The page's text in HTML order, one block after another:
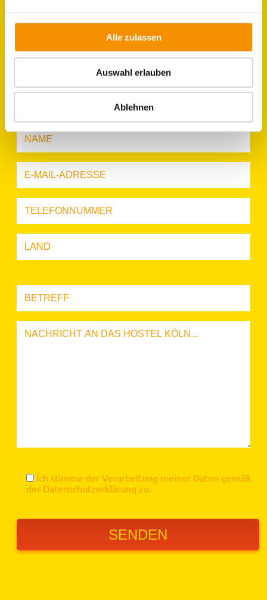
Alle zulassen
Auswahl erlauben
Ablehnen
JOBS IM HOSTEL
KÖLN
Ich stimme der Verarbeitung meiner Daten gemäß
der Datenschutzerklärung zu.